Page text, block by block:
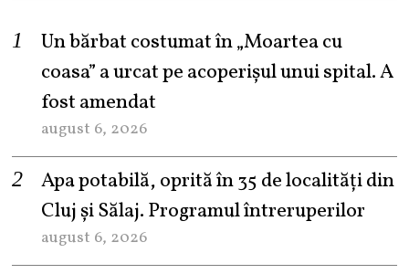
Un bărbat costumat în „Moartea cu
coasa” a urcat pe acoperișul unui spital. A
fost amendat
august 6, 2026
Apa potabilă, oprită în 35 de localități din
Cluj și Sălaj. Programul întreruperilor
august 6, 2026